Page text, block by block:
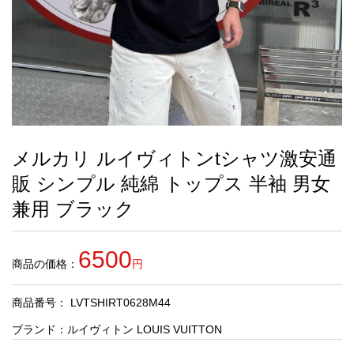
最
新
製
品
お
す
す
め
商
人
気
商
メルカリ ルイヴィトンtシャツ激安通
販 シンプル 純綿 トップス 半袖 男女
兼用 ブラック
商品の価格： 6500円
商品番号： LVTSHIRT0628M44
ブランド： ルイヴィトン LOUIS VUITTON